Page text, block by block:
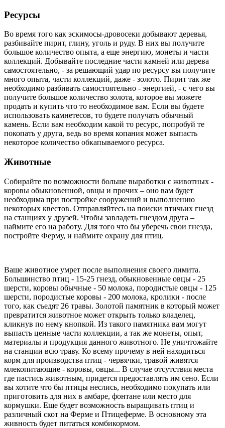
Ресурсы
Во время того как эскимосы-дровосеки добывают деревья,
разбивайте пирит, глину, уголь и руду. В них вы получите
большое количество опыта, а еще энергию, монеты и части
коллекций. Добывайте последние части камней или дерева
самостоятельно, - за решающий удар по ресурсу вы получите
много опыта, части коллекций, даже - золото. Пирит так же
необходимо разбивать самостоятельно - энергией, - с чего вы
получите большое количество золота, которое вы можете
продать и купить что то необходимое вам. Если вы будете
использовать камнетесов, то будете получать обычный
камень. Если вам необходим какой то ресурс, попробуй те
покопать у друга, ведь во время копания может выпасть
некоторое количество обкапываемого ресурса.
Животные
Собирайте по возможности больше выработки с животных -
коровы обыкновенной, овцы и прочих – оно вам будет
необходима при постройке сооружений и выполнению
некоторых квестов. Отправляйтесь на поиски птичьих гнезд
на станциях у друзей. Чтобы завладеть гнездом друга –
наймите его на работу. Для того что бы уберечь свои гнезда,
постройте Ферму, и наймите охрану для птиц.
Ваше животное умрет после выполнения своего лимита.
Большинство птиц - 15-25 гнезд, обыкновенные овцы - 25
шерсти, коровы обычные - 50 молока, породистые овцы - 125
шерсти, породистые коровы - 200 молока, кролики - после
того, как съедят 26 травы. Золотой памятник в который может
превратится животное может открыть только владелец,
кликнув по нему кнопкой. Из такого памятника вам могут
выпасть ценные части коллекции, а так же монеты, опыт,
материалы и продукция данного животного. Не уничтожайте
на станции всю траву. Ко всему прочему в ней находиться
корм для производства птиц - червячки, травой живятся
млекопитающие - коровы, овцы... В случае отсутствия места
где пастись животным, придется предоставлять им сено. Если
вы хотите что бы птицы неслись, необходимо покупать или
приготовить для них в амбаре, фонтане или место для
кормушки. Еще будет возможность выращивать птиц и
различный скот на Ферме и Птицеферме. В основному эта
живность будет питаться комбикормом.